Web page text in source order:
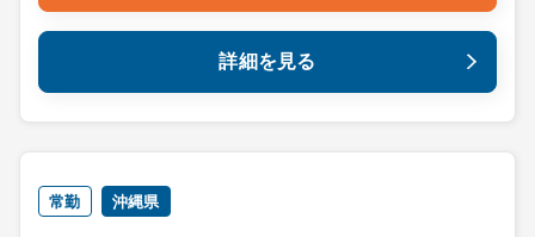
詳細を見る
常勤 沖縄県